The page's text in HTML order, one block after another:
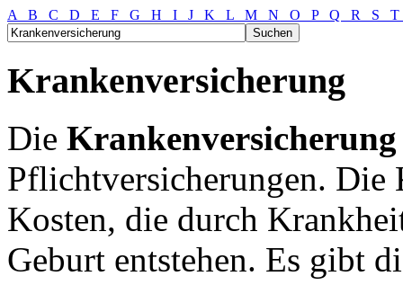
A B C D E F G H I J K L M N O P Q R S
Krankenversicherung
Die Krankenversicherung
Pflichtversicherungen. Die
Kosten, die durch
Geburt entstehen. Es gibt